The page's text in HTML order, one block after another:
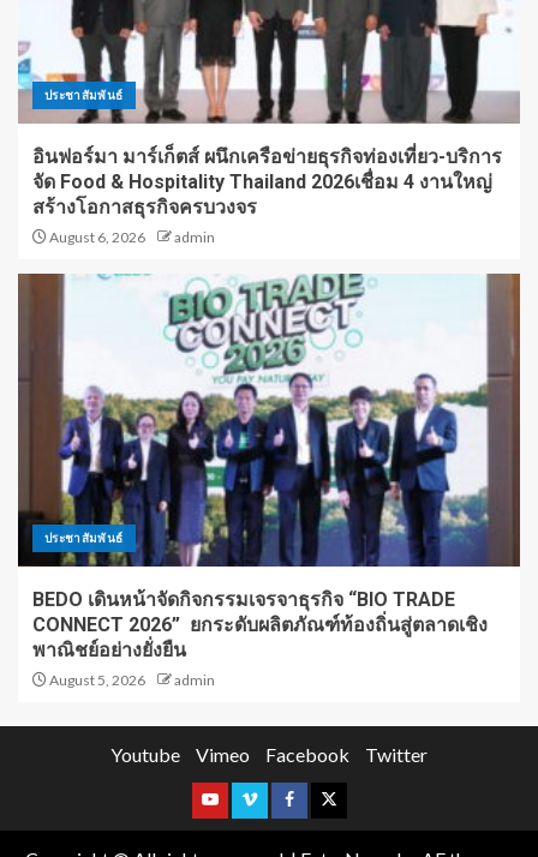
ประชาสัมพันธ์
อินฟอร์มา มาร์เก็ตส์ ผนึกเครือข่ายธุรกิจท่องเที่ยว-บริการ
จัด Food & Hospitality Thailand 2026เชื่อม 4 งานใหญ่
สร้างโอกาสธุรกิจครบวงจร
August 6, 2026 admin
ประชาสัมพันธ์
BEDO เดินหน้าจัดกิจกรรมเจรจาธุรกิจ “BIO TRADE
CONNECT 2026” ยกระดับผลิตภัณฑ์ท้องถิ่นสู่ตลาดเชิง
พาณิชย์อย่างยั่งยืน
August 5, 2026 admin
Youtube Vimeo Facebook Twitter